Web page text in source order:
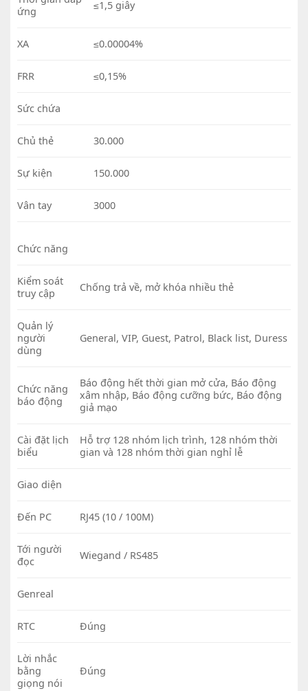
ứng
≤1,5 giây
XA ≤0.00004%
FRR ≤0,15%
Sức chứa
Chủ thẻ 30.000
Sự kiện 150.000
Vân tay 3000
Chức năng
Kiểm soát
truy cập
Chống trả về, mở khóa nhiều thẻ
Quản lý
người
dùng
General, VIP, Guest, Patrol, Black list, Duress
Chức năng
báo động
Báo động hết thời gian mở cửa, Báo động
xâm nhập, Báo động cưỡng bức, Báo động
giả mạo
Cài đặt lịch
biểu
Hỗ trợ 128 nhóm lịch trình, 128 nhóm thời
gian và 128 nhóm thời gian nghỉ lễ
Giao diện
Đến PC RJ45 (10 / 100M)
Tới người
đọc
Wiegand / RS485
Genreal
RTC Đúng
Lời nhắc
bằng
giọng nói
Đúng